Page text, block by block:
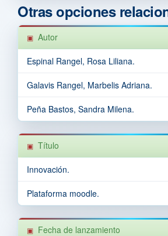
Otras opciones
Autor
Espinal Rangel, Rosa Liliana.
Galavis Rangel, Marbelis Adriana.
Peña Bastos, Sandra Milena.
Título
Innovación.
Plataforma moodle.
Fecha de lanzamiento